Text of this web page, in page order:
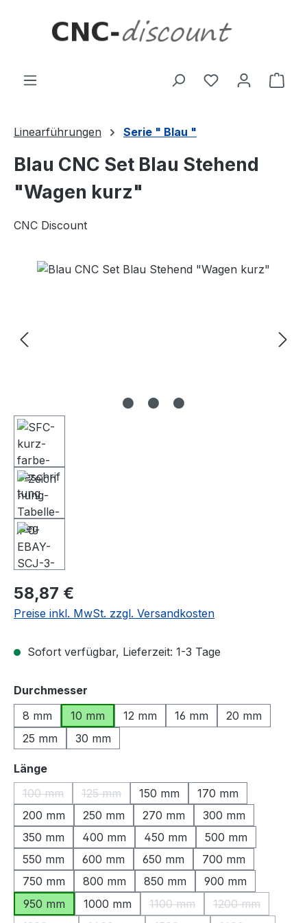
Linearführungen Serie " Blau "
Blau CNC Set Blau Stehend
"Wagen kurz"
CNC Discount
Bildergalerie überspringen
Regulärer Preis:
58,87 €
Preise inkl. MwSt. zzgl. Versandkosten
Sofort verfügbar, Lieferzeit: 1-3 Tage
Durchmesser
8 mm
10 mm 12 mm 16 mm
20 mm
25 mm
30 mm
Längeauswählen
100 mm
(Diese Option ist zurzeit nicht verfügbar.)
125 mm
(Diese Option ist zurzeit nicht verfügbar.)
150 mm
170 mm
200 mm
250 mm 270 mm
300 mm
350 mm
400 mm 450 mm
500 mm
550 mm
600 mm 650 mm
700 mm
750 mm
800 mm 850 mm
900 mm
950 mm
1000 mm 1100 mm
(Diese Option ist zurzeit
1200 mm
(Diese Option